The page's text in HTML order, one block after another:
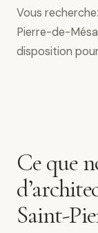
Vous
Pierre-de-
disposition
Ce que
Saint-